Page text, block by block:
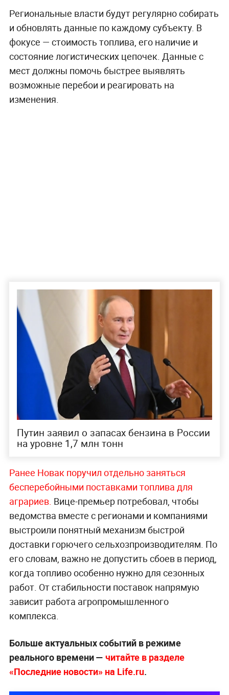
Региональные власти будут регулярно собирать
и обновлять данные по каждому субъекту. В
фокусе — стоимость топлива, его наличие и
состояние логистических цепочек. Данные с
мест должны помочь быстрее выявлять
возможные перебои и реагировать на
изменения.
Путин заявил о запасах бензина в России
на уровне 1,7 млн тонн
Ранее Новак поручил отдельно заняться
бесперебойными поставками топлива для
аграриев. Вице-премьер потребовал, чтобы
ведомства вместе с регионами и компаниями
выстроили понятный механизм быстрой
доставки горючего сельхозпроизводителям. По
его словам, важно не допустить сбоев в период,
когда топливо особенно нужно для сезонных
работ. От стабильности поставок напрямую
зависит работа агропромышленного
комплекса.
Больше актуальных событий в режиме
реального времени — читайте в разделе
«Последние новости» на Life.ru.